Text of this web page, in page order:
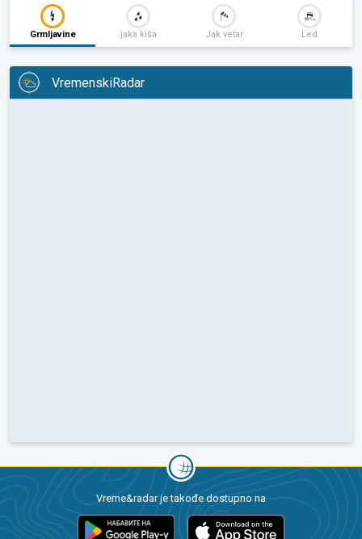
Grmljavine jaka kiša Jak vetar Led
VremenskiRadar
Vreme&radar je takođe dostupno na